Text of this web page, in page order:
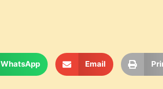
WhatsApp Email